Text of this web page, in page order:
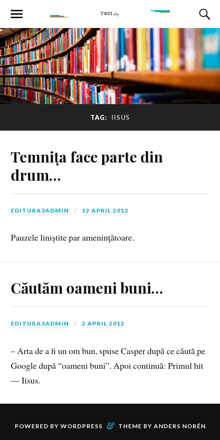
TAG: IISUS
Temnița face parte din
drum…
EDITURA3ADMIN 12 APRIL 2012
Pauzele liniştite par ameninţătoare.
Căutăm oameni buni…
EDITURA3ADMIN 2 APRIL 2012
– Arta de a fi un om bun, spuse Casper după ce căută pe
Google după “oameni buni”. Apoi continuă: Primul hit
— Iisus.
POWERED BY WORDPRESS & THEME BY ANDERS NORÉN